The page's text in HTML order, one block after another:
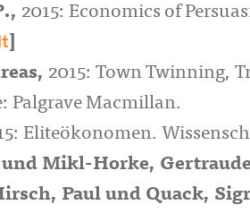
, 2015: Economics of
, 2015: Town Twinning,
Palgrave Macmillan.
Eliteökonomen.
und Mikl-Horke,
Paul und Quack,